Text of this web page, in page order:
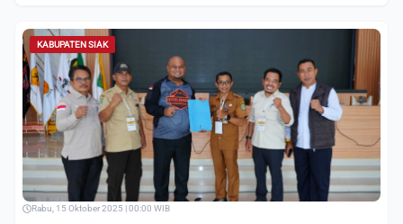
KABUPATEN SIAK
Rabu, 15 Oktober 2025 | 00:00 WIB